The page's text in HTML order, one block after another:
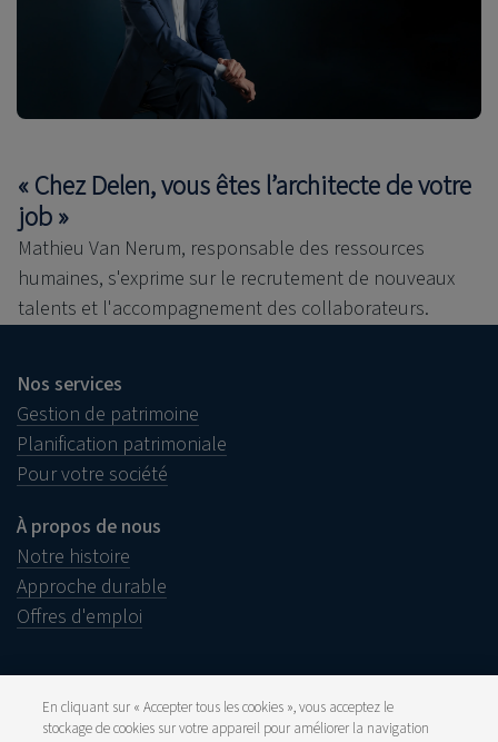
« Chez Delen, vous êtes l’architecte de votre
job »
Mathieu Van Nerum, responsable des ressources
humaines, s'exprime sur le recrutement de nouveaux
talents et l'accompagnement des collaborateurs.
Nos services
Gestion de patrimoine
Planification patrimoniale
Pour votre société
À propos de nous
Notre histoire
Approche durable
Offres d'emploi
Informations juridiques
En cliquant sur « Accepter tous les cookies », vous acceptez le
stockage de cookies sur votre appareil pour améliorer la navigation